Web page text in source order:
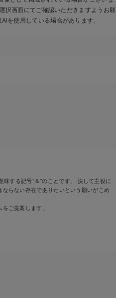
択画面にてご確認いただきますようお願
を使用している場合があります。
する記号“＆”のことです。 決して主役に
らない存在でありたいという願いがこめ
ご提案します。